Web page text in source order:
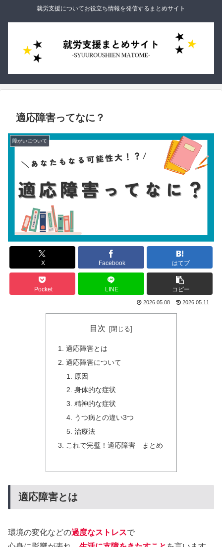
就労支援についてお役立ち情報を発信するまとめサイト
適応障害ってなに？
障がいについて
X Facebook はてブ
Pocket LINE コピー
2026.05.08 2026.05.11
目次
適応障害とは
適応障害について
原因
身体的な症状
精神的な症状
うつ病との違い3つ
治療法
これで完璧！適応障害 まとめ
適応障害とは
環境の変化などの過度なストレスで